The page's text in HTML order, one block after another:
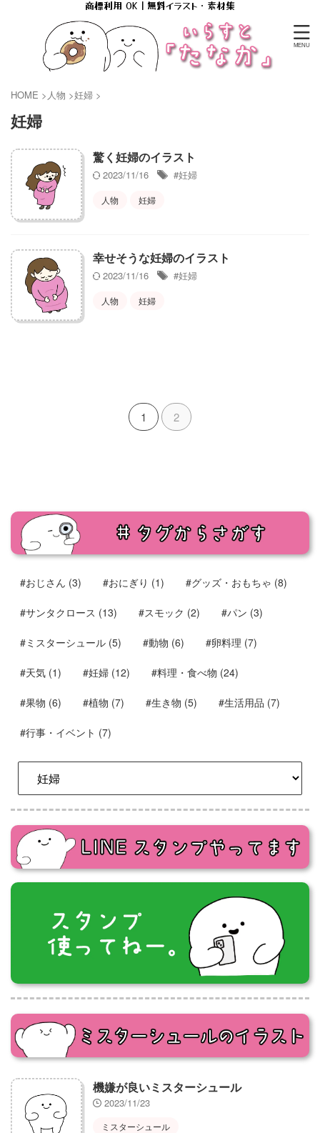
商標利用 OK｜無料イラスト・素材集
HOME > 人物 >妊婦 >
妊婦
驚く妊婦のイラスト
2023/11/16 #妊婦
人物 妊婦
幸せそうな妊婦のイラスト
2023/11/16 #妊婦
人物 妊婦
1 2
#おじさん (3) #おにぎり (1) #グッズ・おもちゃ (8)
#サンタクロース (13) #スモック (2) #パン (3)
#ミスターシュール (5) #動物 (6) #卵料理 (7)
#天気 (1) #妊婦 (12) #料理・食べ物 (24)
#果物 (6) #植物 (7) #生き物 (5) #生活用品 (7)
#行事・イベント (7)
機嫌が良いミスターシュール
2023/11/23
ミスターシュール